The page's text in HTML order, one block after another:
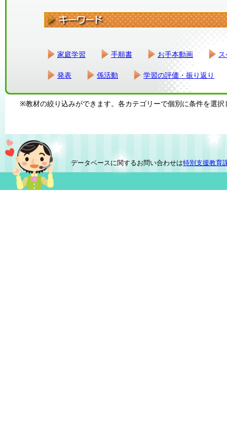
家庭学習 手順書 お手本動画
発表 係活動 学習の評価・振り返り
※教材の絞り込みができます。各カテゴリーで個別に条件を選択
データベースに関するお問い合わせは特別支援教育